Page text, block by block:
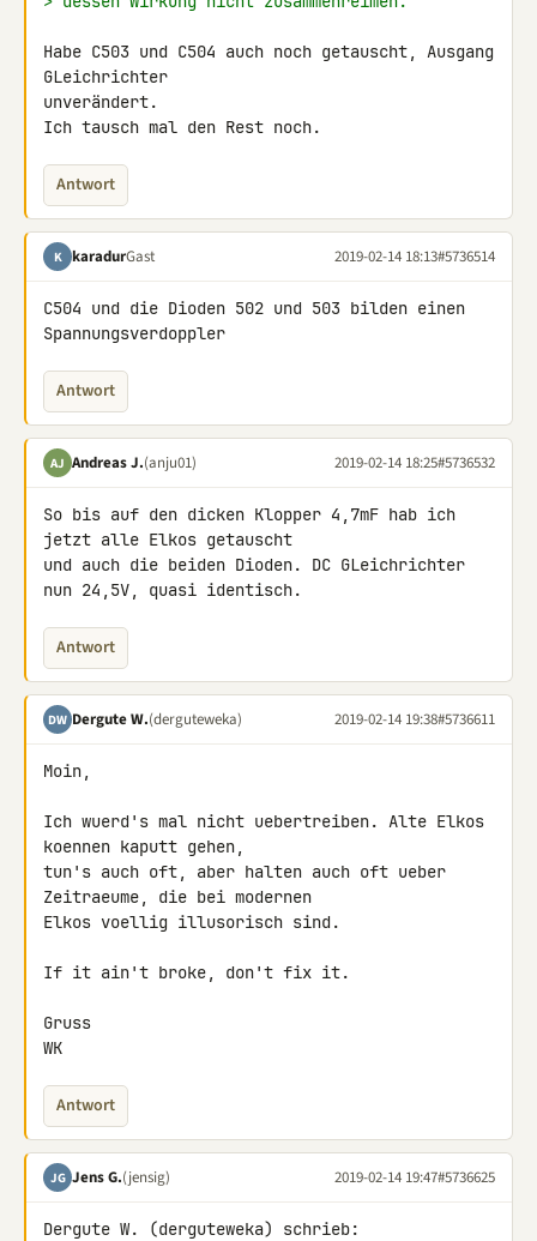
Habe C503 und C504 auch noch getauscht, Ausgang
GLeichrichter
unverändert.
Ich tausch mal den Rest noch.
Antwort
K karadurGast 2019-02-14 18:13#5736514
C504 und die Dioden 502 und 503 bilden einen
Spannungsverdoppler
Antwort
AJ Andreas J.(anju01) 2019-02-14 18:25#5736532
So bis auf den dicken Klopper 4,7mF hab ich
jetzt alle Elkos getauscht
und auch die beiden Dioden. DC GLeichrichter
nun 24,5V, quasi identisch.
Antwort
DW Dergute W.(derguteweka) 2019-02-14 19:38#5736611
Moin,
Ich wuerd's mal nicht uebertreiben. Alte Elkos
koennen kaputt gehen,
tun's auch oft, aber halten auch oft ueber
Zeitraeume, die bei modernen
Elkos voellig illusorisch sind.
If it ain't broke, don't fix it.
Gruss
WK
Antwort
JG Jens G.(jensig) 2019-02-14 19:47#5736625
Dergute W. (derguteweka) schrieb: